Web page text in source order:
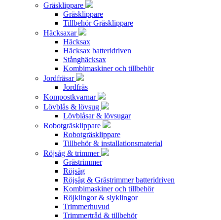
Gräsklippare
Gräsklippare
Tillbehör Gräsklippare
Häcksaxar
Häcksax
Häcksax batteridriven
Stånghäcksax
Kombimaskiner och tillbehör
Jordfräsar
Jordfräs
Kompostkvarnar
Lövblås & lövsug
Lövblåsar & lövsugar
Robotgräsklippare
Robotgräsklippare
Tillbehör & installationsmaterial
Röjsåg & trimmer
Grästrimmer
Röjsåg
Röjsåg & Grästrimmer batteridriven
Kombimaskiner och tillbehör
Röjklingor & slyklingor
Trimmerhuvud
Trimmertråd & tillbehör